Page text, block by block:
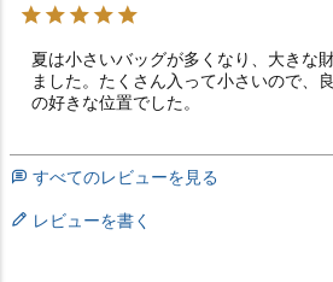
夏は小さいバッグが多くなり、大きな
ました。たくさん入って小さいので、
の好きな位置でした。
すべてのレビューを見る
レビューを書く